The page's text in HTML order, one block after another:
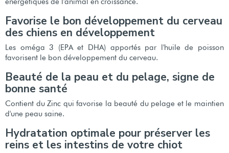
énergétiques de l'animal en croissance.
Favorise le bon développement du cerveau
des chiens en développement
Les oméga 3 (EPA et DHA) apportés par l'huile de poisson
favorisent le bon développement du cerveau.
Beauté de la peau et du pelage, signe de
bonne santé
Contient du Zinc qui favorise la beauté du pelage et le maintien
d'une peau saine.
Hydratation optimale pour préserver les
reins et les intestins de votre chiot